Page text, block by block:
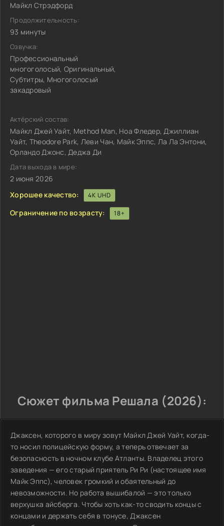
Майкл Стрэдфорд
Продолжительность:
93 минуты
Озвучка:
Профессиональный
многоголосый, Оригинальный,
Субтитры, Многоголосый
закадровый
Актёрский состав:
Майкл Джей Уайт, Method Man, Ноа Фледер, Джиллиан
Уайт, Theodore Park, Леви Чан, Майк Эппс, Ла Ла Энтони,
Орландо Джонс, Деджа Ди
Дата выхода в мире:
2 июня 2026
Хорошее качество:
4K UHD
Ограничение по возрасту: 18+
Сюжет фильма Решала (2026):
Джаксен, которого в миру зовут Майкл Джей Уайт, когда-
то носил полицейскую форму, а теперь отвечает за
безопасность в ночном клубе Атланты. Владелец этого
заведения — его старый приятель Ри Ри (настоящее имя
Майк Эппс), человек громкий и обаятельный до
невозможности. Но работа вышибалой — это только
верхушка айсберга. Чтобы хоть как-то сводить концы с
концами и держать себя в тонусе, Джаксен